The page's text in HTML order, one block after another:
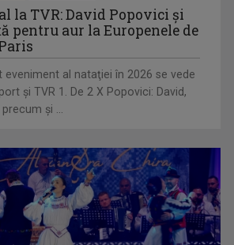
la TVR: David Popovici și
pentru aur la Europenele de
eveniment al nataţiei în 2026 se vede
şi TVR 1. De 2 X Popovici: David,
şi ...